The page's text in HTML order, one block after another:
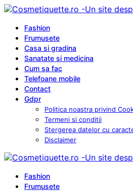
Fashion
Frumusete
Casa si gradina
Sanatate si medicina
Cum sa fac
Telefoane mobile
Contact
Gdpr
Politica noastra privind
Termeni si conditii
Stergerea datelor cu
Disclaimer
Fashion
Frumusete